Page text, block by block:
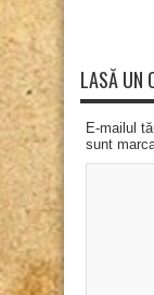
LASĂ UN
E-mailul
sunt